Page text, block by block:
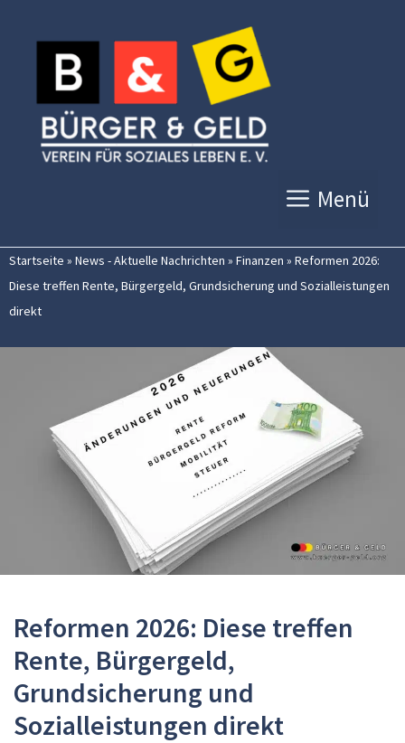
Inhalt
springen
Menü
Startseite » News - Aktuelle Nachrichten » Finanzen » Reformen 2026:
Diese treffen Rente, Bürgergeld, Grundsicherung und Sozialleistungen
direkt
Reformen 2026: Diese treffen
Rente, Bürgergeld,
Grundsicherung und
Sozialleistungen direkt